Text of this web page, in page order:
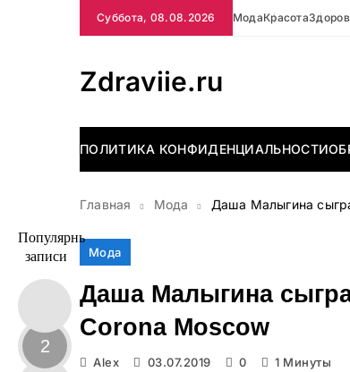
Суббота, 08.08.2026 МодаКрасота
Zdraviie.ru
ПОЛИТИКА КОНФИДЕНЦИАЛЬНОСТИ
Главная Мода Даша Малыгина
Популярные
записи
2
Мода
Даша Малыгина
Corona Moscow
Alex 03.07.2019 0 1 Минуты